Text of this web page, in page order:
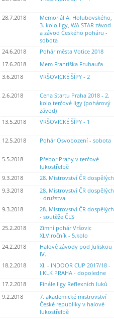
28.7.2018
Memoriál A. Holubovského,
3. kolo ligy, WA STAR závod
a závod Českého poháru -
sobota
24.6.2018 Pohár města Votice 2018
17.6.2018
Mem Františka Fruhaufa
3.6.2018
VRŠOVICKÉ ŠÍPY - 2
2.6.2018
Cena Startu Praha 2018 - 2.
kolo terčové ligy (pohárový
závod)
13.5.2018 VRŠOVICKÉ ŠÍPY - 1
12.5.2018 Pohár Osvobození - sobota
5.5.2018
Přebor Prahy v terčové
lukostřelbě
9.3.2018 28. Mistrovství ČR dospělých
9.3.2018
28. Mistrovství ČR dospělých
- družstva
9.3.2018
28. Mistrovství ČR dospělých
- soutěže ČLS
25.2.2018
Zimní pohár Vršovic
XLV.ročník - 5.kolo
24.2.2018
Halové závody pod Juliskou
IV.
18.2.2018
XI. - INDOOR CUP 2017/18 -
I.KLK PRAHA - dopoledne
17.2.2018 Finále ligy Reflexních luků
9.2.2018
7. akademické mistrovství
České republiky v halové
lukostřelbě